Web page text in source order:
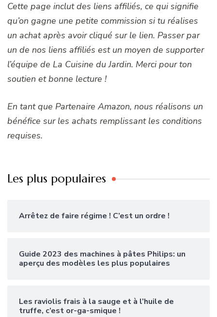
Cette page inclut des liens affiliés, ce qui signifie
qu’on gagne une petite commission si tu réalises
un achat après avoir cliqué sur le lien. Passer par
un de nos liens affiliés est un moyen de supporter
l’équipe de La Cuisine du Jardin. Merci pour ton
soutien et bonne lecture !
En tant que Partenaire Amazon, nous réalisons un
bénéfice sur les achats remplissant les conditions
requises.
Les plus populaires
Arrêtez de faire régime ! C’est un ordre !
Guide 2023 des machines à pâtes Philips: un
aperçu des modèles les plus populaires
Les raviolis frais à la sauge et à l’huile de
truffe, c’est or-ga-smique !